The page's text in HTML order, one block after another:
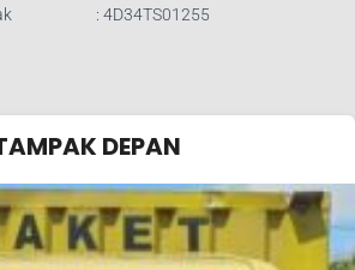
: 4D34TS01255
DEPAN